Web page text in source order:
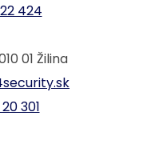
424
01 Žilina
301